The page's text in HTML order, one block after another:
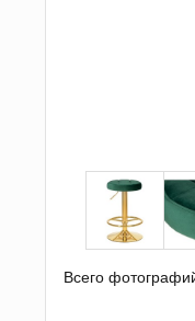
Всего